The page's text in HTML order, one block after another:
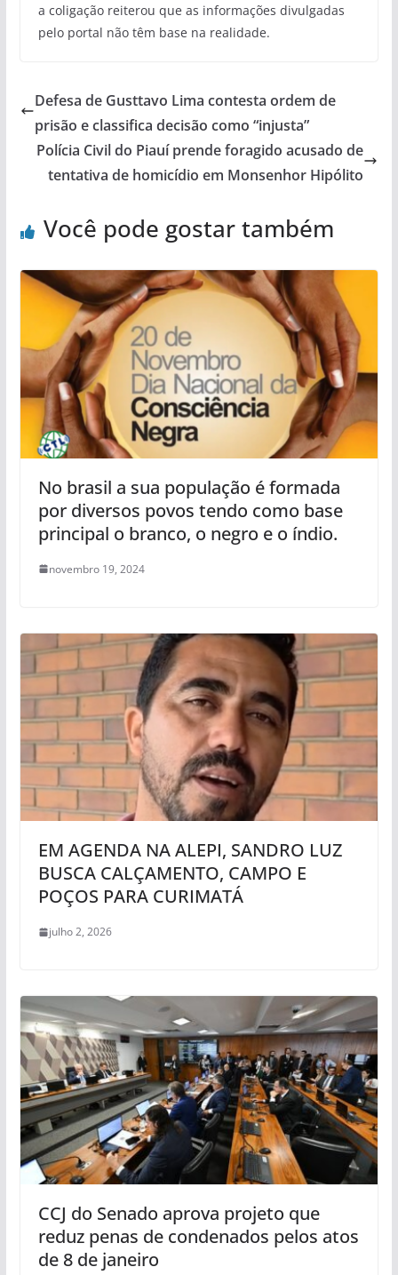
a coligação reiterou que as informações divulgadas
pelo portal não têm base na realidade.
Defesa de Gusttavo Lima contesta ordem de
prisão e classifica decisão como “injusta”
Polícia Civil do Piauí prende foragido acusado de
tentativa de homicídio em Monsenhor Hipólito
Você pode gostar também
No brasil a sua população é formada
por diversos povos tendo como base
principal o branco, o negro e o índio.
novembro 19, 2024
EM AGENDA NA ALEPI, SANDRO LUZ
BUSCA CALÇAMENTO, CAMPO E
POÇOS PARA CURIMATÁ
julho 2, 2026
CCJ do Senado aprova projeto que
reduz penas de condenados pelos atos
de 8 de janeiro